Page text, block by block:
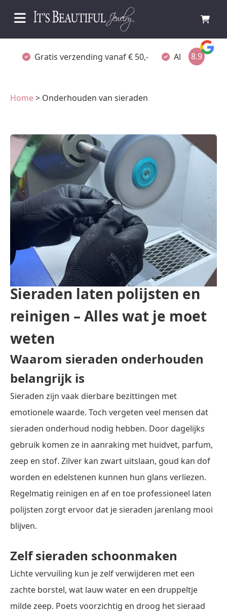
Gratis verzending vanaf € 50,- Altijd verpakt
8.9
Home> Onderhouden van sieraden
Sieraden laten polijsten en
reinigen – Alles wat je moet
weten
Waarom sieraden onderhouden
belangrijk is
Sieraden zijn vaak dierbare bezittingen met
emotionele waarde. Toch vergeten veel mensen dat
sieraden onderhoud nodig hebben. Door dagelijks
gebruik komen ze in aanraking met huidvet, parfum,
zeep en stof. Zilver kan zwart uitslaan, goud kan dof
worden en edelstenen kunnen hun glans verliezen.
Regelmatig reinigen en af en toe professioneel laten
polijsten zorgt ervoor dat je sieraden jarenlang mooi
blijven.
Zelf sieraden schoonmaken
Lichte vervuiling kun je zelf verwijderen met een
zachte borstel, wat lauw water en een druppeltje
milde zeep. Poets voorzichtig en droog het sieraad